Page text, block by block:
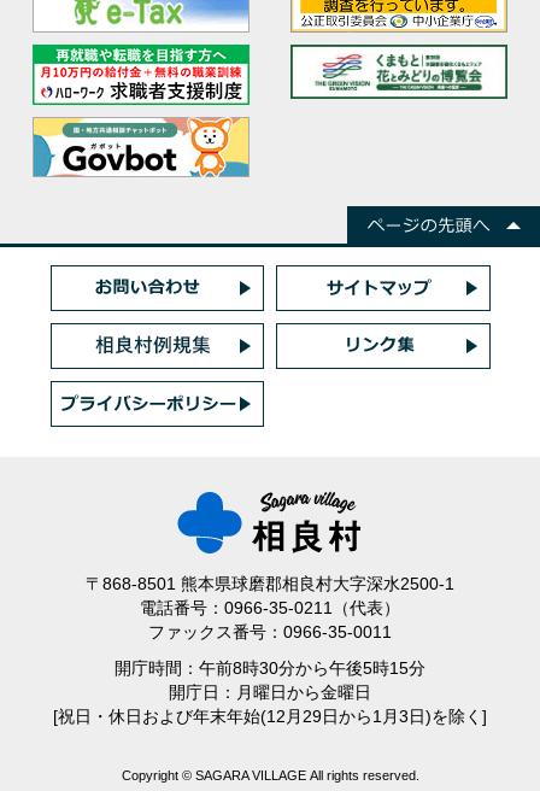
〒868-8501 熊本県球磨郡相良村大字深水2500-1
電話番号：0966-35-0211（代表）
ファックス番号：0966-35-0011
開庁時間：午前8時30分から午後5時15分
開庁日：月曜日から金曜日
[祝日・休日および年末年始(12月29日から1月3日)を除く]
Copyright © SAGARA VILLAGE All rights reserved.